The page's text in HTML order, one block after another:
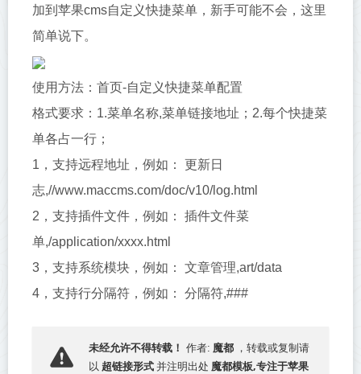
加到苹果cms自定义快捷菜单，新手可能不会，这里
简单说下。
使用方法：首页-自定义快捷菜单配置
格式要求：1.菜单名称,菜单链接地址；2.每个快捷菜
单各占一行；
1，支持远程地址，例如： 更新日
志,//www.maccms.com/doc/v10/log.html
2，支持插件文件，例如： 插件文件菜
单,/application/xxxx.html
3，支持系统模块，例如： 文章管理,art/data
4，支持行分隔符，例如： 分隔符,###
未经允许不得转载！ 作者: 魔都 ，转载或复制请
以 超链接形式 并注明出处 魔都模板,专注于苹果